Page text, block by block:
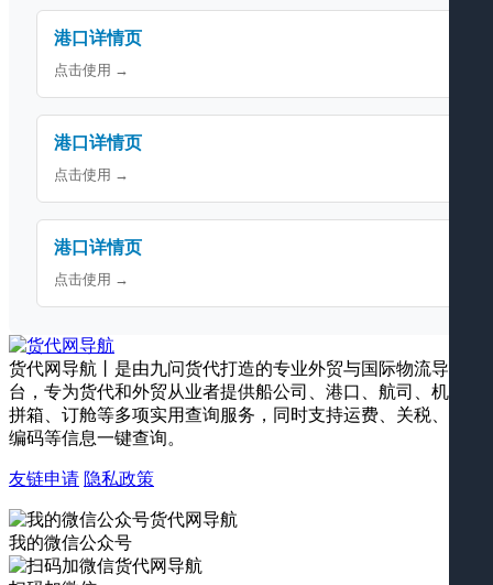
港口详情页
点击使用 →
港口详情页
点击使用 →
港口详情页
点击使用 →
货代网导航丨是由九问货代打造的专业外贸与国际物流导航平
台，专为货代和外贸从业者提供船公司、港口、航司、机场、
拼箱、订舱等多项实用查询服务，同时支持运费、关税、海关
编码等信息一键查询。
友链申请 隐私政策
我的微信公众号